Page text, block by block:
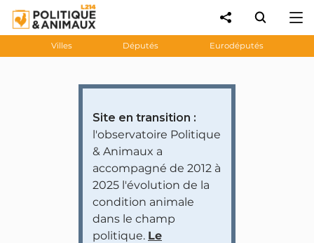
Villes Députés Eurodéputés
Site en transition :
l'observatoire Politique
& Animaux a
accompagné de 2012 à
2025 l'évolution de la
condition animale
dans le champ
politique. Le